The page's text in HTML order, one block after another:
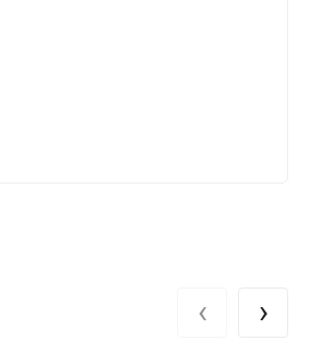
‹ ›